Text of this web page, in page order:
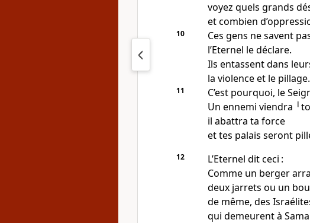
voyez quels grands
et combien
10
Ces gens ne savent
l’Eternel le déclare.
Ils entassent dans
la violence et le pillage.
11
C’est pourquoi, le
Un ennemi viendra
il abattra ta force
et tes palais seront
12
L’Eternel dit ceci :
Comme un berger
deux jarrets ou un
de même, des
qui demeurent à